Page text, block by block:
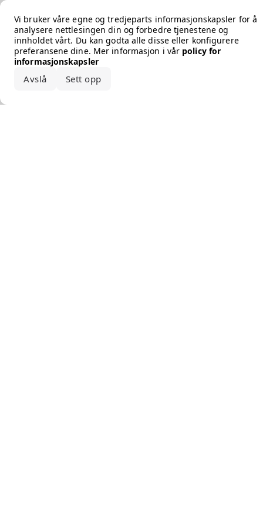
Vi bruker våre egne og tredjeparts informasjonskapsler for å
analysere nettlesingen din og forbedre tjenestene og
innholdet vårt. Du kan godta alle disse eller konfigurere
preferansene dine. Mer informasjon i vår policy for
informasjonskapsler
Avslå Sett opp
Error loading the brand